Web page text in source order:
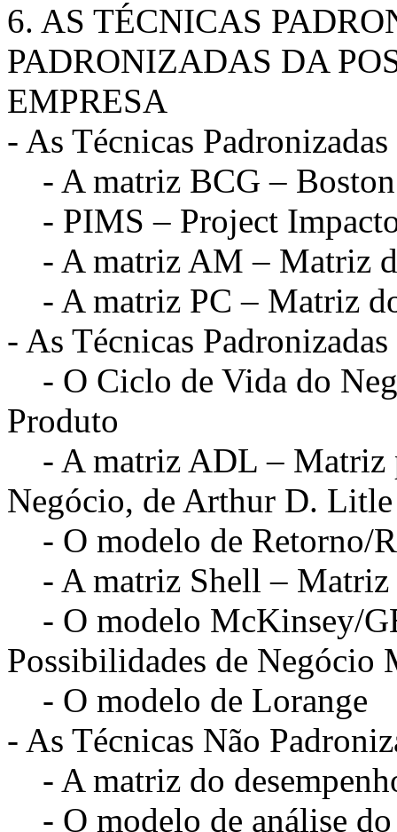
6. AS TÉCNICAS
PADRONIZADAS DA
EMPRESA
- As Técnicas
- A matriz BCG –
- PIMS – Project
- A matriz AM – Matriz
- A matriz PC – Matriz
- As Técnicas
- O Ciclo de Vida do
Produto
- A matriz ADL – Matriz
Negócio, de Arthur D. Litle
- O modelo de Retorno/
- A matriz Shell – Matriz
- O modelo McKinsey/
Possibilidades de Negócio
- O modelo de Lorange
- As Técnicas Não
- A matriz do
- O modelo de análise do